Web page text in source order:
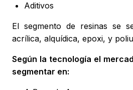
Aditivos
El segmento de resinas se
acrílica, alquídica, epoxi, y
Según la tecnología el
segmentar en: